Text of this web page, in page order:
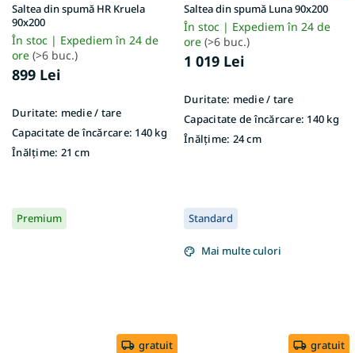
Saltea din spumă HR Kruela
90x200
În stoc | Expediem în 24 de
ore (>6 buc.)
899 Lei
Duritate: medie / tare
Capacitate de încărcare: 140 kg
Înălțime: 21 cm
Saltea din spumă Luna 90x200
În stoc | Expediem în 24 de
ore (>6 buc.)
1 019 Lei
Duritate: medie / tare
Capacitate de încărcare: 140 kg
Înălțime: 24 cm
Premium
gratuit
Standard
Mai multe culori
gratuit